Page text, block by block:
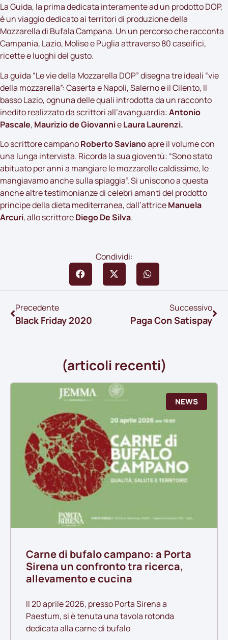
La Guida, la prima dedicata interamente ad un prodotto DOP,
è un viaggio dedicato ai territori di produzione della
Mozzarella di Bufala Campana. Un un percorso che racconta
Campania, Lazio, Molise e Puglia attraverso 80 caseifici,
ricette e luoghi del gusto.
La guida “Le vie della Mozzarella DOP” disegna tre ideali “vie
della mozzarella”: Caserta e Napoli, Salerno e il Cilento, Il
basso Lazio, ognuna delle quali introdotta da un racconto
inedito realizzato da scrittori all’avanguardia:Antonio
Pascale, Maurizio de GiovannieLaura Laurenzi.
Lo scrittore campanoRoberto Savianoapre il volume con
una lunga intervista. Ricorda la sua gioventù: “Sono stato
abituato per anni a mangiare le mozzarelle caldissime, le
mangiavamo anche sulla spiaggia”. Si uniscono a questa
anche altre testimonianze di celebri amanti del prodotto
principe della dieta mediterranea, dall’attriceManuela
Arcuri, allo scrittoreDiego De Silva.
Condividi:
Precedente
Black Friday 2020
Successivo
Paga Con Satispay
(articoli recenti)
NEWS
Carne di bufalo campano: a Porta
Sirena un confronto tra ricerca,
allevamento e cucina
Il 20 aprile 2026, presso Porta Sirena a
Paestum, si è tenuta una tavola rotonda
dedicata alla carne di bufalo